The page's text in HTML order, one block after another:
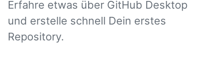
Erfahre etwas über GitHub Desktop
und erstelle schnell Dein erstes
Repository.